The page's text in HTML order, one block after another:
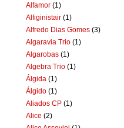
Alfamor (1)
Alfiginistair (1)
Alfredo Dias Gomes (3)
Algaravia Trio (1)
Algarobas (1)
Algebra Trio (1)
Álgida (1)
Álgido (1)
Aliados CP (1)
Alice (2)